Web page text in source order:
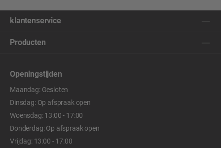
klantenservice
Producten
Openingstijden
Maandag: Gesloten
Dinsdag: Op afspraak open
Woensdag: 13:00 - 17:00
Donderdag: Op afspraak open
Vrijdag: 13:00 - 17:00